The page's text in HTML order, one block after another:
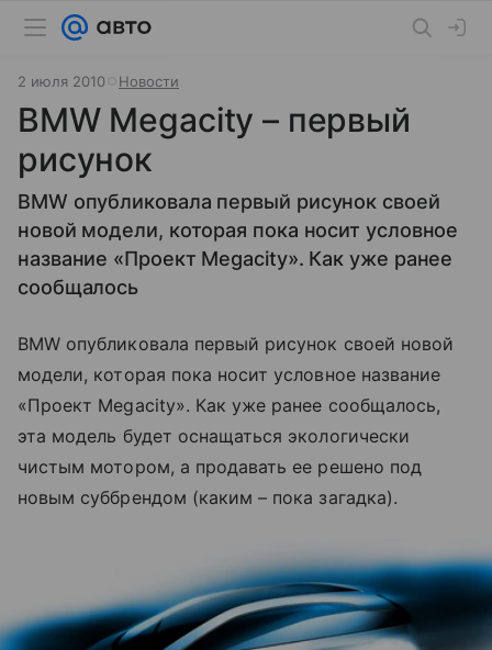
2 июля 2010 Новости
BMW Megacity – первый
рисунок
BMW опубликовала первый рисунок своей
новой модели, которая пока носит условное
название «Проект Megacity». Как уже ранее
сообщалось
BMW опубликовала первый рисунок своей новой
модели, которая пока носит условное название
«Проект Megacity». Как уже ранее сообщалось,
эта модель будет оснащаться экологически
чистым мотором, а продавать ее решено под
новым суббрендом (каким – пока загадка).